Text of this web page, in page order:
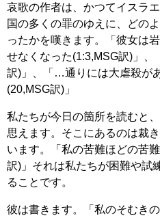
哀歌の作者は、かつてイスラ
国の多くの罪のゆえに、どの
ったかを嘆きます。「彼女は
せなくなった(1:3,MSG訳)」
訳)」、「…通りには大虐殺が
(20,MSG訳)」
私たちが今日の箇所を読むと
思えます。そこにあるのは裁
います。「私の苦難ほどの苦
訳)」それは私たちが困難や試
ることです。
彼は書きます。「私のそむき